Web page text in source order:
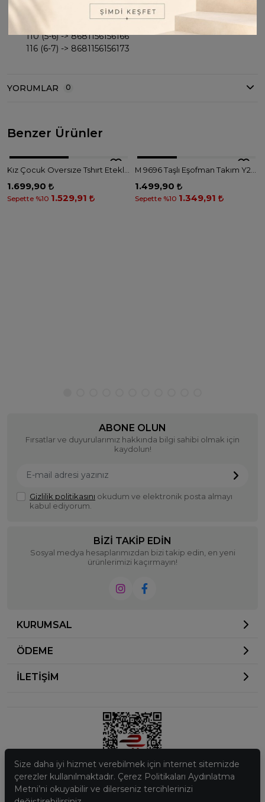
98 (3-4) -> 8681156156142
110 (5-6) -> 8681156156166
116 (6-7) -> 8681156156173
YORUMLAR 0
Benzer Ürünler
Renk
1.699,90
Sepette %10 1.529,91
1.499,90
Sepette %10 1.349,91
ABONE OLUN
Fırsatlar ve duyurularımız hakkında bilgi sahibi olmak için
kaydolun!
Gizlilik politikasını okudum ve elektronik posta almayı
kabul ediyorum.
BIZI TAKIP EDIN
Sosyal medya hesaplarımızdan bizi takip edin, en yeni
ürünlerimizi kaçırmayın!
KURUMSAL
ÖDEME
İLETİŞİM
© 2023 Ela Butik. Tüm hakları saklıdır.
Size daha iyi hizmet verebilmek için internet sitemizde
çerezler kullanılmaktadır. Çerez Politikaları Aydınlatma
Metni’ni okuyabilir ve dilerseniz tercihlerinizi